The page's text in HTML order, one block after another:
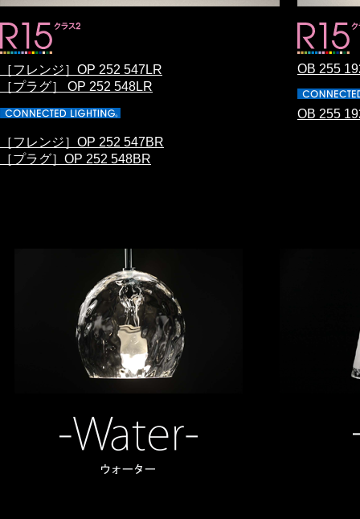
［フレンジ］OP 252 547LR
［プラグ］ OP 252 548LR
［フレンジ］OP 252 547BR
［プラグ］OP 252 548BR
OB 255
OB 255